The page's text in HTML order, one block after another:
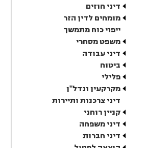
דיני חוזים
מומחים לדין הזר
ייפוי כוח מתמשך
משפט מסחרי
דיני עבודה
ביטוח
פלילי
מקרקעין ונדל"ן
דיני צרכנות ותיירות
קניין רוחני
דיני משפחה
דיני חברות